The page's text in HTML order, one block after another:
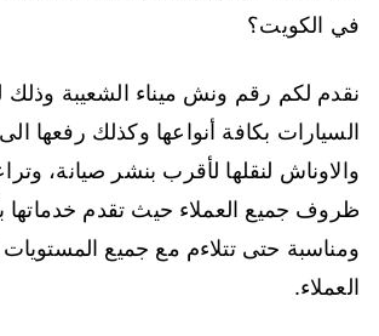
في الكويت؟
نقدم لكم رقم ونش ميناء الشعيبة
السيارات بكافة أنواعها وكذلك رفعها
والاوناش لنقلها لأقرب بنشر صيانة،
ظروف جميع العملاء حيث تقدم خدماتها
ومناسبة حتى تتلاءم مع جميع
العملاء.